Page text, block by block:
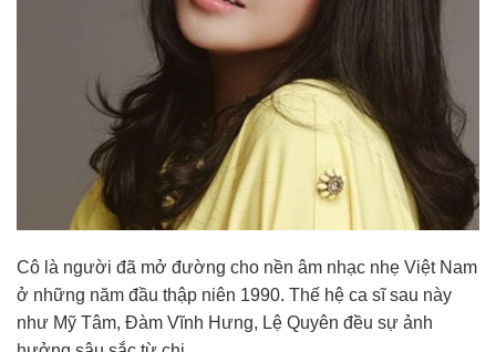
Cô là người đã mở đường cho nền âm nhạc nhẹ Việt Nam
ở những năm đầu thập niên 1990. Thế hệ ca sĩ sau này
như Mỹ Tâm, Đàm Vĩnh Hưng, Lệ Quyên đều sự ảnh